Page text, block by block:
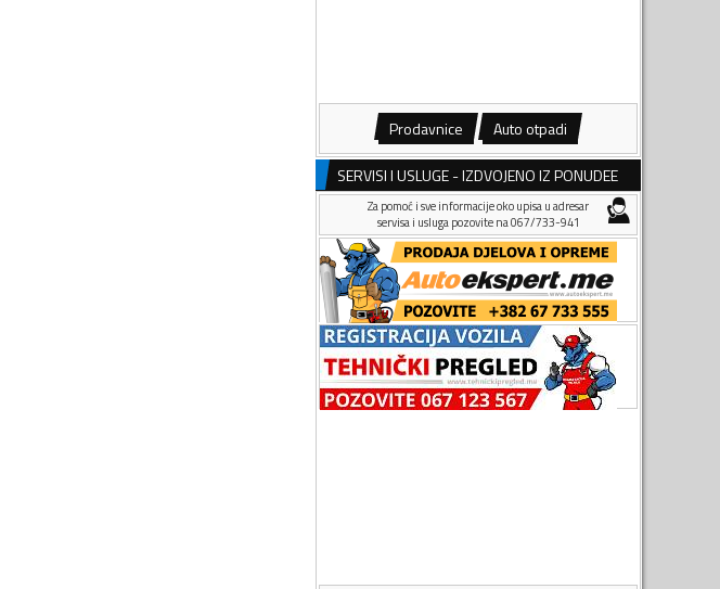
Prodavnice Auto otpadi
SERVISI I USLUGE - IZDVOJENO IZ PONUDEE
Za pomoć i sve informacije oko upisa u adresar
servisa i usluga pozovite na 067/733-941